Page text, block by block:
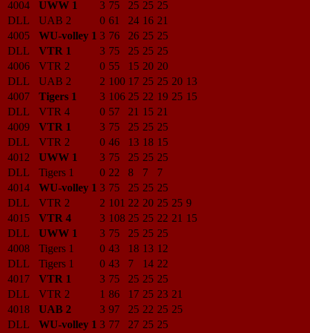
4004
UWW 1 3 75 25 25 25
DLL
UAB 2 0 61 24 16 21
4005
WU-volley 1 3 76 26 25 25
DLL
VTR 1 3 75 25 25 25
4006
VTR 2 0 55 15 20 20
DLL
UAB 2 2 100 17 25 25 20 13
4007
Tigers 1 3 106 25 22 19 25 15
DLL
VTR 4 0 57 21 15 21
4009
VTR 1 3 75 25 25 25
DLL
VTR 2 0 46 13 18 15
4012
UWW 1 3 75 25 25 25
DLL
Tigers 1 0 22 8 7
7
4014
WU-volley 1 3 75 25 25 25
DLL
VTR 2 2 101 22 20 25 25 9
4015
VTR 4 3 108 25 25 22 21 15
DLL
UWW 1 3 75 25 25 25
4008
Tigers 1 0 43 18 13 12
DLL
Tigers 1 0 43 7 14 22
4017
VTR 1 3 75 25 25 25
DLL
VTR 2 1 86 17 25 23 21
4018
UAB 2 3 97 25 22 25 25
DLL
WU-volley 1 3 77 27 25 25